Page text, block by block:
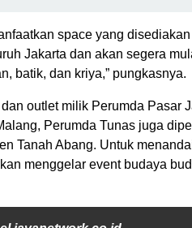
space yang
Jakarta dan akan segera
batik, dan kriya,” pungkasnya.
outlet milik Perumda Pasar
Perumda Tunas juga
Tanah Abang. Untuk
menggelar event budaya